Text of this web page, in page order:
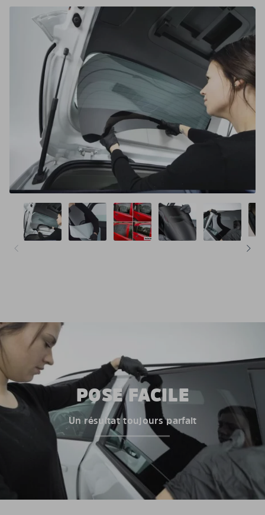
POSE FACILE
Un résultat toujours parfait